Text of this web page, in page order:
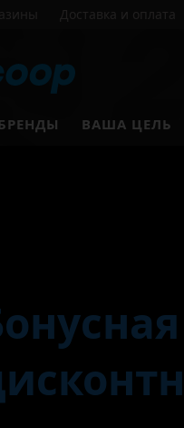
Доставка и оплата
ВАША ЦЕЛЬ